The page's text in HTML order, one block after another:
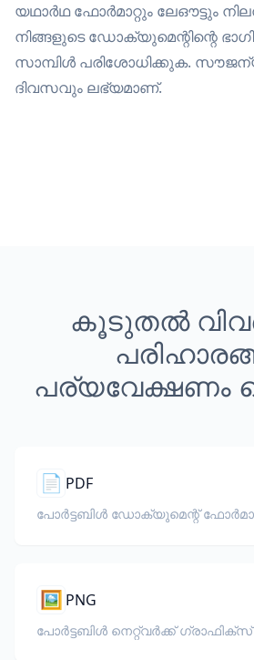
യഥാർഥ ഫോർമാറ്റും ലേഔട്ടും
നിങ്ങളുടെ ഡോക്യുമെന്റിന്റെ
സാമ്പിൾ പരിശോധിക്കുക.
ദിവസവും ലഭ്യമാണ്.
കൂടുതൽ
📄 PDF
പോർട്ടബിൾ ഡോക്യുമെന്റ്
🖼️ PNG
പോർട്ടബിൾ നെറ്റ്‌വർക്ക് ഗ്രാഫിക്സ്